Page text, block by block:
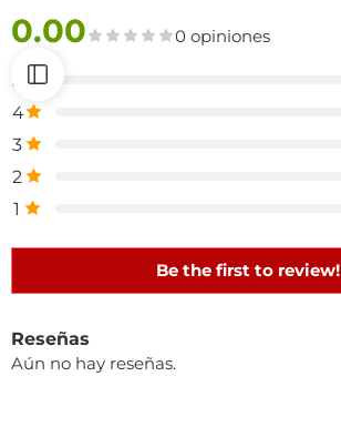
0.00 0 opiniones
5
4
3
2
1
Be the first to review!
Reseñas
Aún no hay reseñas.